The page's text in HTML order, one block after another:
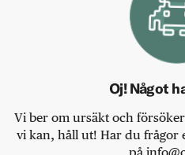
Oj! Något
Vi ber om ursäkt och
vi kan, håll ut! Har du frågor